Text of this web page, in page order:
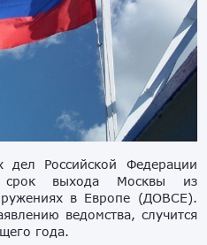
дел Российской Федерации
срок выхода Москвы из
в Европе (ДОВСЕ).
ведомства, случится
года.